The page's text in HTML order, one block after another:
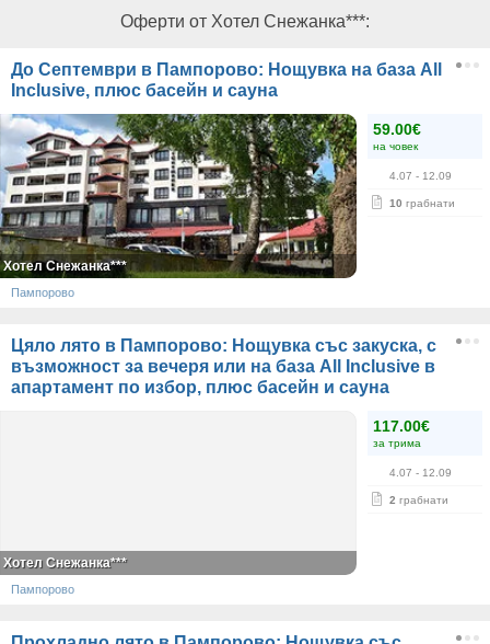
Оферти от Хотел Снежанка***:
До Септември в Пампорово: Нощувка на база All
Inclusive, плюс басейн и сауна
59.00€
на човек
4.07 - 12.09
10 грабнати
Хотел Снежанка***
Пампорово
Цяло лято в Пампорово: Нощувка със закуска, с
възможност за вечеря или на база All Inclusive в
апартамент по избор, плюс басейн и сауна
117.00€
за трима
4.07 - 12.09
2 грабнати
Хотел Снежанка***
Пампорово